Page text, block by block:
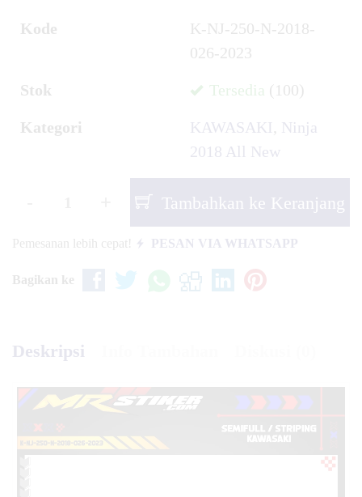
Kode
K-NJ-250-N-2018-
026-2023
Stok Tersedia (100)
Kategori KAWASAKI , Ninja
2018 All New
Tambahkan ke Keranjang
Pemesanan lebih cepat! PESAN VIA WHATSAPP
Bagikan ke
Deskripsi